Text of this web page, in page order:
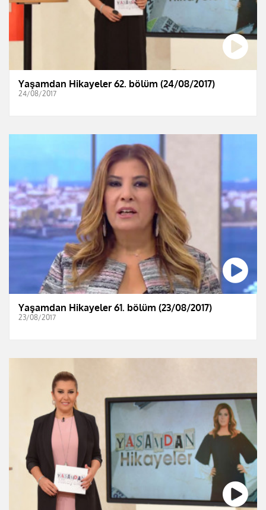
Yaşamdan Hikayeler 62. bölüm (24/08/2017)
24/08/2017
Yaşamdan Hikayeler 61. bölüm (23/08/2017)
23/08/2017